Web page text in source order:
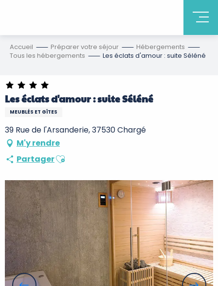
Accueil Préparer votre séjour
Hébergements
Tous les hébergements
Les éclats d'amour : suite Séléné
Les éclats d'amour : suite Séléné
MEUBLÉS ET GÎTES
39 Rue de l'Arsanderie, 37530 Chargé
M'y rendre
PartagerAjouter aux favoris